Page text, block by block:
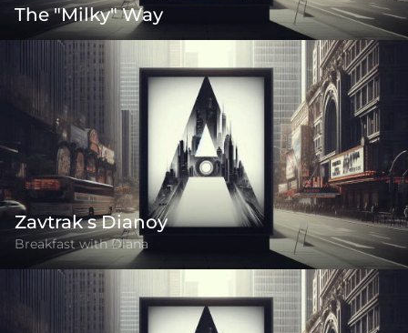
The "Milky" Way
Zavtrak s Dianoy
Breakfast with Diana